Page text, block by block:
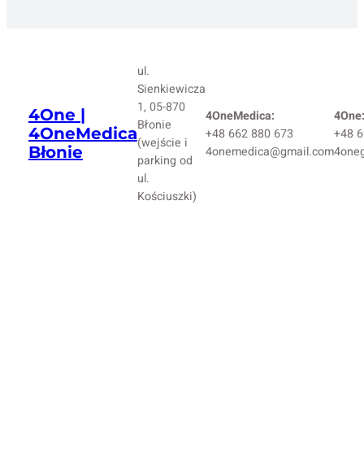
4One |
4OneMedica
Błonie
ul.
Sienkiewicza
1, 05-870
Błonie
(wejście i
parking od
ul.
Kościuszki)
4OneMedica:
+48 662 880 673
4onemedica@gmail.com
4One:
+48